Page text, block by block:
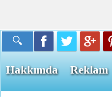
Hakkımda Reklam